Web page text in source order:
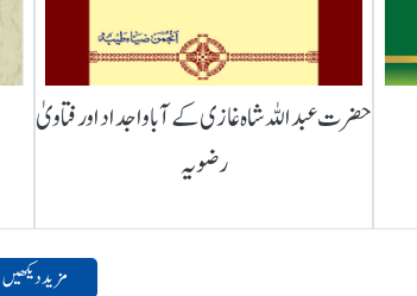
حضرت عبداللہ شاہ غازی کے آباواجداد اور فتاویٰ
رضویہ
مزید دیکھیں